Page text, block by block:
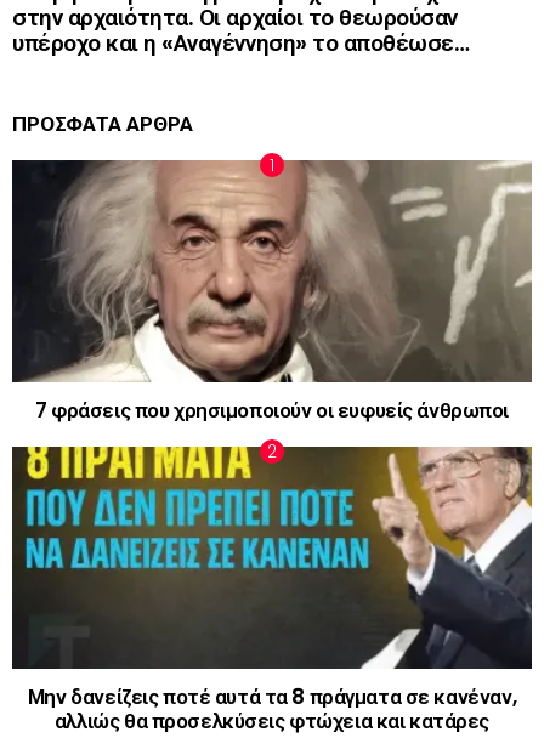
στην αρχαιότητα. Οι αρχαίοι το θεωρούσαν
υπέροχο και η «Αναγέννηση» το αποθέωσε…
ΠΡΟΣΦΑΤΑ ΑΡΘΡΑ
7 φράσεις που χρησιμοποιούν οι ευφυείς άνθρωποι
Μην δανείζεις ποτέ αυτά τα 8 πράγματα σε κανέναν,
αλλιώς θα προσελκύσεις φτώχεια και κατάρες